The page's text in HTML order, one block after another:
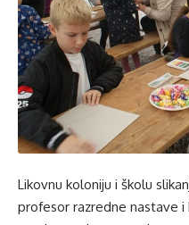
Likovnu koloniju i školu
profesor razredne nastave i